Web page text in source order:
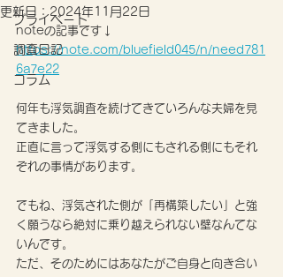
プライベート
調査日記
コラム
更新日：2024年11月22日
noteの記事です↓
https://note.com/bluefield045/n/need781
6a7e22
何年も浮気調査を続けてきていろんな夫婦を見
てきました。
正直に言って浮気する側にもされる側にもそれ
ぞれの事情があります。
でもね、浮気された側が「再構築したい」と強
く願うなら絶対に乗り越えられない壁なんてな
いんです。
ただ、そのためにはあなたがご自身と向き合い